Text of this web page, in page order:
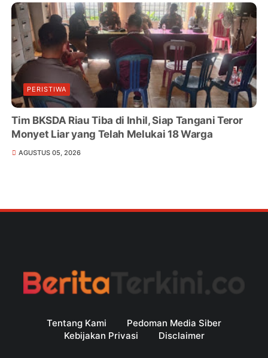
PERISTIWA
Tim BKSDA Riau Tiba di Inhil, Siap Tangani Teror
Monyet Liar yang Telah Melukai 18 Warga
AGUSTUS 05, 2026
Tentang Kami
Pedoman Media Siber
Kebijakan Privasi
Disclaimer